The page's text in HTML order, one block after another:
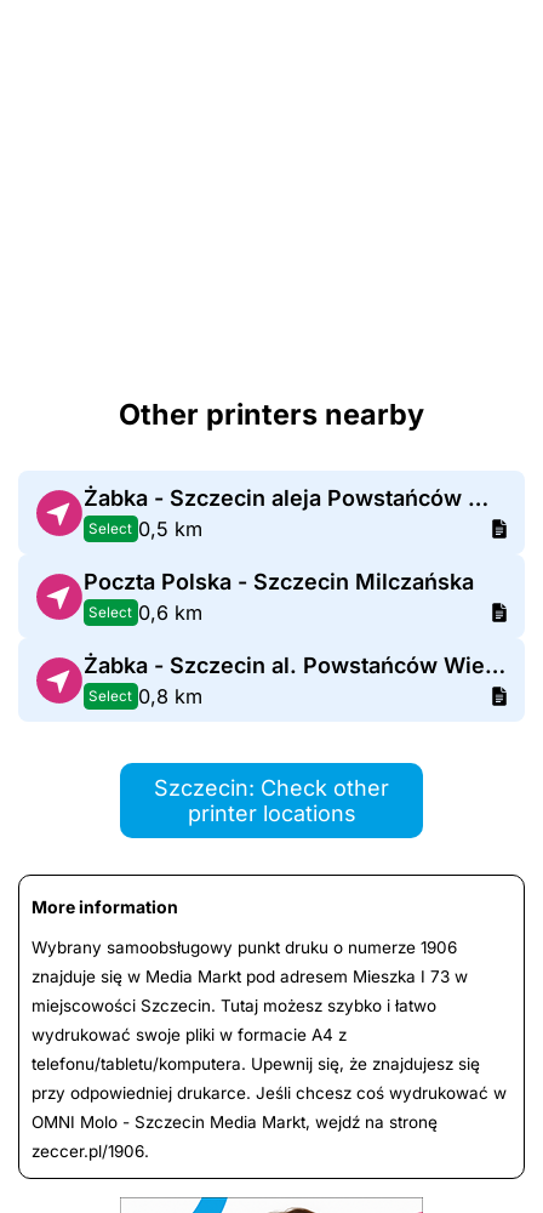
Other printers nearby
Żabka - Szczecin aleja Powstańców Wielkopolskich 26
Select 0,5 km
Poczta Polska - Szczecin Milczańska
Select 0,6 km
Żabka - Szczecin al. Powstańców Wielkopolskich 78A
Select 0,8 km
Szczecin: Check other
printer locations
More information
Wybrany samoobsługowy punkt druku o numerze 1906
znajduje się w Media Markt pod adresem Mieszka I 73 w
miejscowości Szczecin. Tutaj możesz szybko i łatwo
wydrukować swoje pliki w formacie A4 z
telefonu/tabletu/komputera. Upewnij się, że znajdujesz się
przy odpowiedniej drukarce. Jeśli chcesz coś wydrukować w
OMNI Molo - Szczecin Media Markt, wejdź na stronę
zeccer.pl/1906.